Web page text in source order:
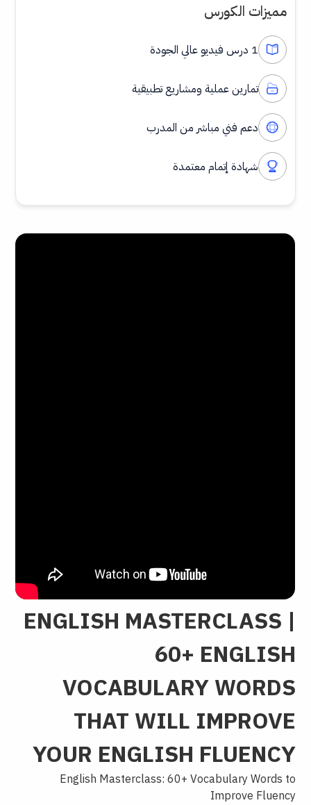
مميزات الكورس
1 درس فيديو عالي الجودة
تمارين عملية ومشاريع تطبيقية
دعم فني مباشر من المدرب
شهادة إتمام معتمدة
ENGLISH MASTERCLASS |
60+ ENGLISH
VOCABULARY WORDS
THAT WILL IMPROVE
YOUR ENGLISH FLUENCY
English Masterclass: 60+ Vocabulary Words to
Improve Fluency